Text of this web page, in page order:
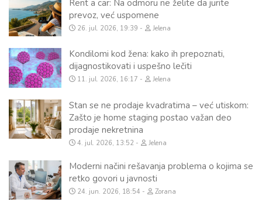
Rent a car: Na odmoru ne želite da jurite
prevoz, već uspomene
26. jul. 2026, 19:39 Jelena
Kondilomi kod žena: kako ih prepoznati,
dijagnostikovati i uspešno lečiti
11. jul. 2026, 16:17 Jelena
Stan se ne prodaje kvadratima – već utiskom:
Zašto je home staging postao važan deo
prodaje nekretnina
4. jul. 2026, 13:52 Jelena
Moderni načini rešavanja problema o kojima se
retko govori u javnosti
24. jun. 2026, 18:54 Zorana